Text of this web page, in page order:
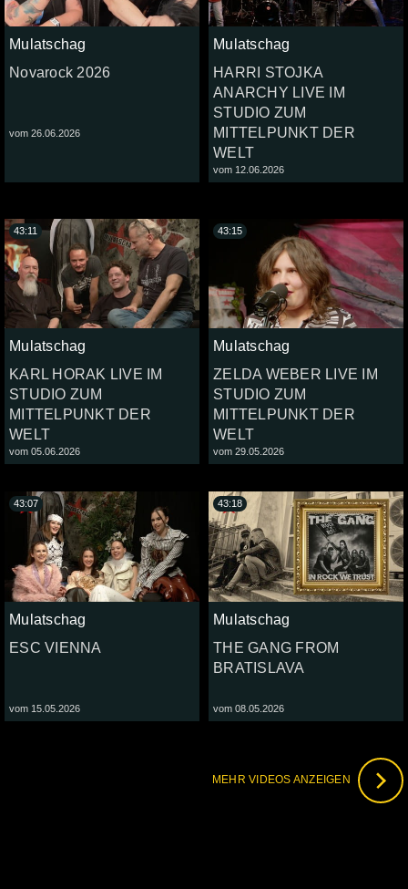
Mulatschag
Novarock 2026
vom 26.06.2026
Mulatschag
HARRI STOJKA
ANARCHY LIVE IM
STUDIO ZUM
MITTELPUNKT DER
WELT
vom 12.06.2026
Mulatschag
KARL HORAK LIVE IM
STUDIO ZUM
MITTELPUNKT DER
WELT
vom 05.06.2026
43:11
Mulatschag
ZELDA WEBER LIVE IM
STUDIO ZUM
MITTELPUNKT DER
WELT
vom 29.05.2026
43:15
Mulatschag
ESC VIENNA
vom 15.05.2026
43:07
Mulatschag
THE GANG FROM
BRATISLAVA
vom 08.05.2026
43:18
MEHR VIDEOS ANZEIGEN